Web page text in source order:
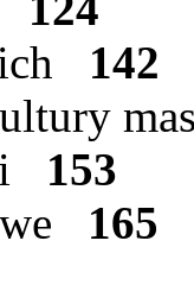
142
153
165